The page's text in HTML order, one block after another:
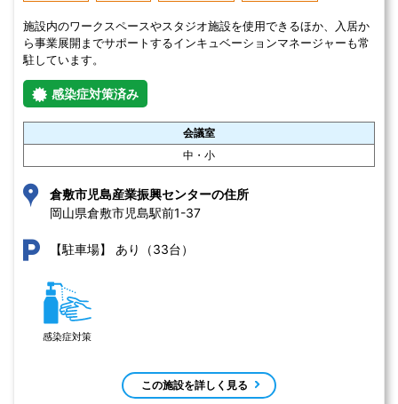
施設内のワークスペースやスタジオ施設を使用できるほか、入居か
ら事業展開までサポートするインキュベーションマネージャーも常
駐しています。
感染症対策済み
会議室
中・小
倉敷市児島産業振興センターの住所
岡山県倉敷市児島駅前1-37
【駐車場】 あり（33台）
感染症対策
この施設を詳しく見る